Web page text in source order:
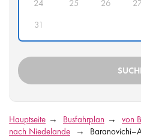
24
25 26
31
Hauptseite Busfahrplan
von
nach Niedelande